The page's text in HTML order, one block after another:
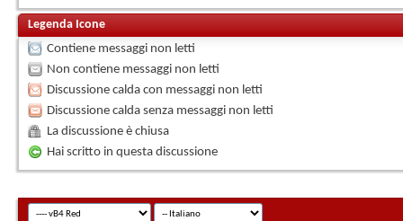
Legenda Icone
Contiene messaggi non letti
Non contiene messaggi non letti
Discussione calda con messaggi non letti
Discussione calda senza messaggi non letti
La discussione è chiusa
Hai scritto in questa discussione